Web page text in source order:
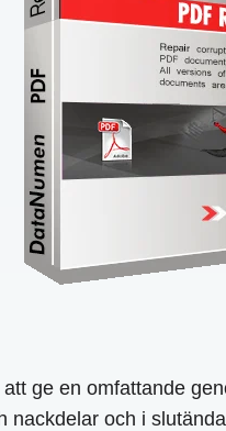
ge en omfattande
och i